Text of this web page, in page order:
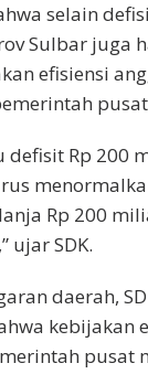
selain
Sulbar juga
efisiensi
defisit Rp 200
Rp 200
ujar SDK.
daerah,
kebijakan
pusat